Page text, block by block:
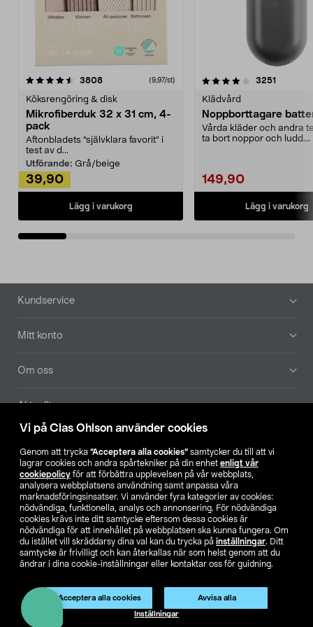
Vi på Clas Ohlson använder cookies
Genom att trycka ”Acceptera alla cookies” samtycker du till att vi
lagrar cookies och andra spårtekniker på din enhet enligt vår
cookiepolicy för att förbättra upplevelsen på vår webbplats,
analysera webbplatsens användning samt anpassa våra
marknadsföringsinsatser. Vi använder fyra kategorier av cookies:
nödvändiga, funktionella, analys och annonsering. För nödvändiga
cookies krävs inte ditt samtycke eftersom dessa cookies är
nödvändiga för att innehållet på webbplatsen ska kunna fungera. Om
du istället vill skräddarsy dina val kan du trycka på inställningar. Ditt
samtycke är frivilligt och kan återkallas när som helst genom att du
ändrar i dina cookie-inställningar eller kontaktar oss för guidning.
Acceptera alla cookies Avvisa alla
Inställningar
3808recensioner (9,97/st)
Köksrengöring & disk
Mikrofiberduk 32 x 31 cm, 4-
pack
Aftonbladets "självklara favorit” i
test av d...
Utförande: Grå/beige
39,90
Lägg i varukorg
4.0av 5 stjärnor 3251
Klädvård
Noppborttagare
Vårda kläder och andra
ta bort noppor och ludd.
149,90
Lägg i varukorg
4.5av 5 stjärnor
Sidfot
Kundservice
Mitt konto
Om oss
Aktuellt
Hitta butik
SE NO FI
Köpvillkor Privacy statement Klubbvillkor
För företag
Ändra till priser exklusive moms